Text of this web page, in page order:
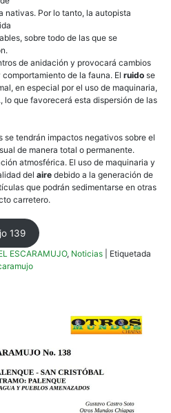
nativas. Por lo tanto, la autopista
sobre todo de las que se
de anidación y provocará cambios
de la fauna. El ruido se
en especial por el uso de maquinaria,
que favorecerá esta dispersión de las
tendrán impactos negativos sobre el
de manera total o permanente.
atmosférica. El uso de maquinaria y
del aire debido a la generación de
que podrán sedimentarse en otras
carretero.
139
ESCARAMUJO, Noticias
Etiquetada